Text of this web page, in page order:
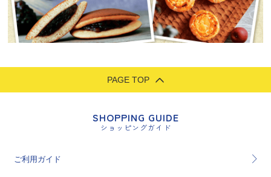
PAGE TOP
SHOPPING GUIDE
ショッピングガイド
ご利用ガイド